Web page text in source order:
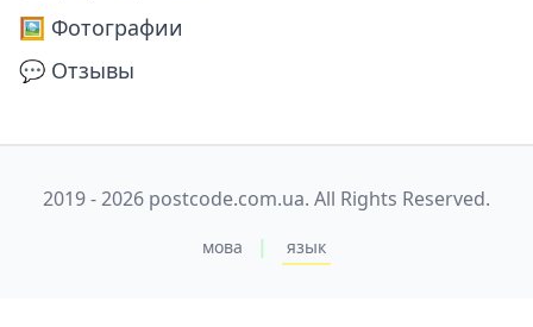
🖼️ Фотографии
💬 Отзывы
2019 - 2026 postcode.com.ua. All Rights Reserved.
мова | язык